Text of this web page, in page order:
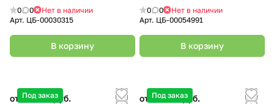
0 0
Нет в наличии
Арт. ЦБ-00030315
В корзину
0 0
Нет в наличии
Арт. ЦБ-00054991
В корзину
Под заказ
от 39 990 руб.
Под заказ
от 61 000 руб.